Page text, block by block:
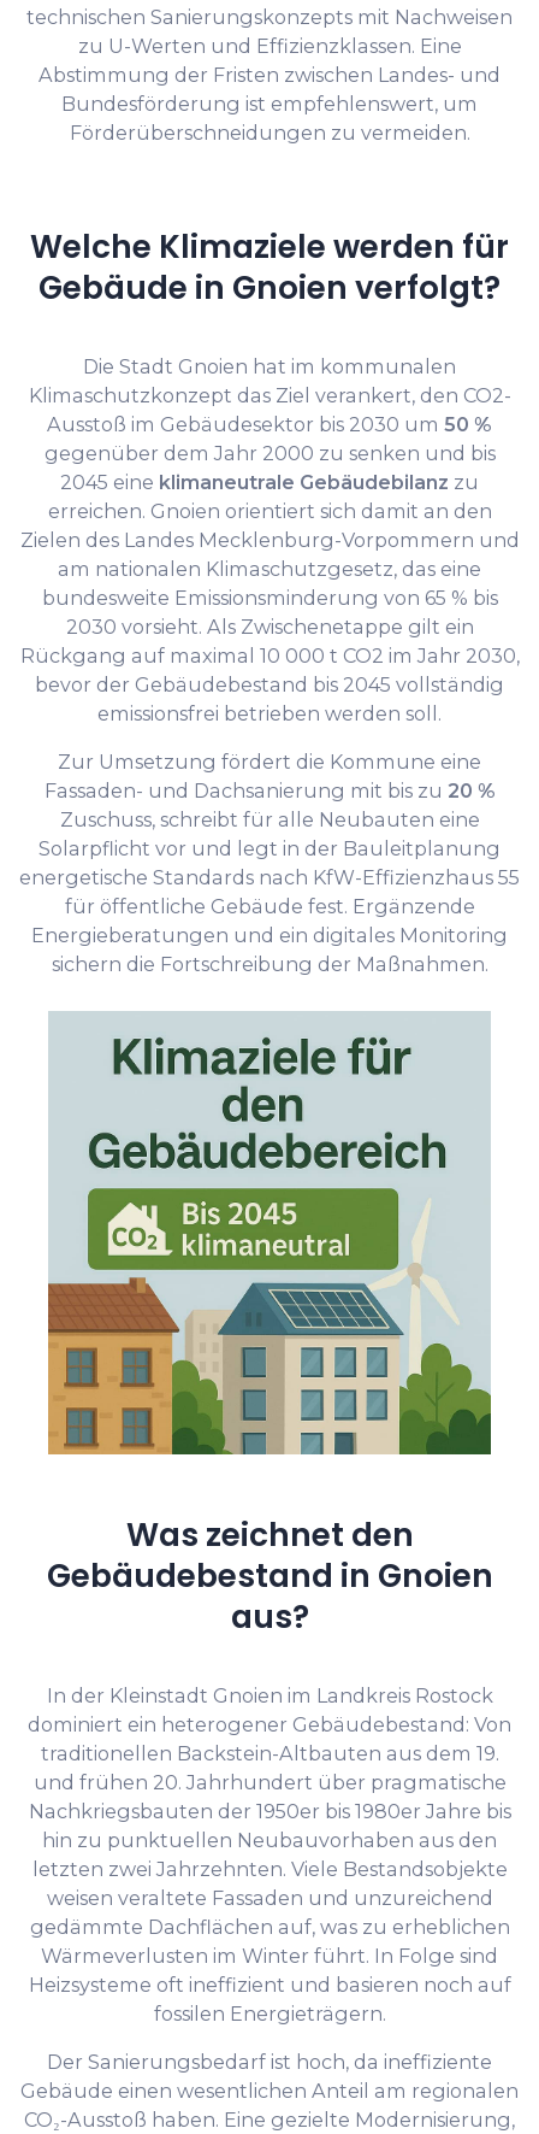
technischen Sanierungskonzepts mit Nachweisen
zu U-Werten und Effizienzklassen. Eine
Abstimmung der Fristen zwischen Landes- und
Bundesförderung ist empfehlenswert, um
Förderüberschneidungen zu vermeiden.
Welche Klimaziele werden für
Gebäude in Gnoien verfolgt?
Die Stadt Gnoien hat im kommunalen
Klimaschutzkonzept das Ziel verankert, den CO2-
Ausstoß im Gebäudesektor bis 2030 um 50 %
gegenüber dem Jahr 2000 zu senken und bis
2045 eine klimaneutrale Gebäude­bilanz zu
erreichen. Gnoien orientiert sich damit an den
Zielen des Landes Mecklenburg-Vorpommern und
am nationalen Klimaschutzgesetz, das eine
bundesweite Emissionsminderung von 65 % bis
2030 vorsieht. Als Zwischenetappe gilt ein
Rückgang auf maximal 10 000 t CO2 im Jahr 2030,
bevor der Gebäudebestand bis 2045 vollständig
emissionsfrei betrieben werden soll.
Zur Umsetzung fördert die Kommune eine
Fassaden- und Dachsanierung mit bis zu 20 %
Zuschuss, schreibt für alle Neubauten eine
Solarpflicht vor und legt in der Bauleitplanung
energetische Standards nach KfW-Effizienzhaus 55
für öffentliche Gebäude fest. Ergänzende
Energieberatungen und ein digitales Monitoring
sichern die Fortschreibung der Maßnahmen.
Was zeichnet den
Gebäudebestand in Gnoien
aus?
In der Kleinstadt Gnoien im Landkreis Rostock
dominiert ein heterogener Gebäudebestand: Von
traditionellen Backstein-Altbauten aus dem 19.
und frühen 20. Jahrhundert über pragmatische
Nachkriegsbauten der 1950er bis 1980er Jahre bis
hin zu punktuellen Neubauvorhaben aus den
letzten zwei Jahrzehnten. Viele Bestandsobjekte
weisen veraltete Fassaden und unzureichend
gedämmte Dachflächen auf, was zu erheblichen
Wärmeverlusten im Winter führt. In Folge sind
Heizsysteme oft ineffizient und basieren noch auf
fossilen Energieträgern.
Der Sanierungsbedarf ist hoch, da ineffiziente
Gebäude einen wesentlichen Anteil am regionalen
CO₂-Ausstoß haben. Eine gezielte Modernisierung,